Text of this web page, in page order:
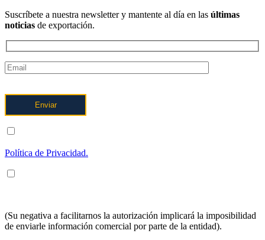
Suscríbete a nuestra newsletter y mantente al día en las últimas
noticias de exportación.
Política de Privacidad.
(Su negativa a facilitarnos la autorización implicará la imposibilidad
de enviarle información comercial por parte de la entidad).